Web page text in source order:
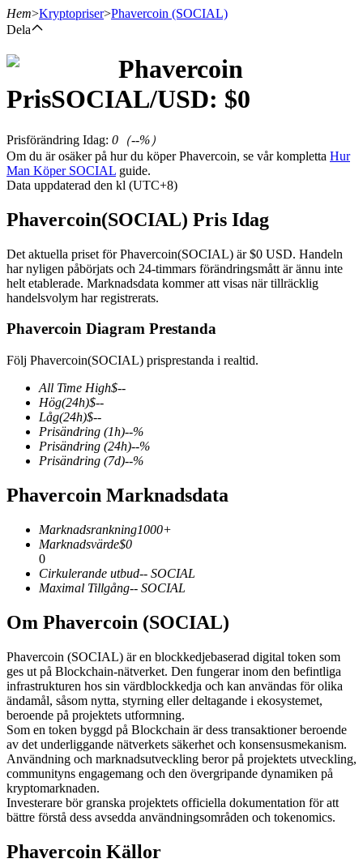
Futures med USDT som säkerhet
COIN-M Futures
Futures för kryptovaluta
TradFi
Derivat för aktier, valuta, ädelmetaller och råvaror
USDC Futures
Futures med USDC som säkerhet
Hem>Kryptopriser>Phavercoin (SOCIAL)
Dela
Phavercoin
PrisSOCIAL/USD: $0
Prisförändring Idag: 0 （--%）
Om du är osäker på hur du köper Phavercoin, se vår kompletta Hur
Man Köper SOCIAL guide.
Data uppdaterad den kl (UTC+8)
Phavercoin(SOCIAL) Pris Idag
Det aktuella priset för Phavercoin(SOCIAL) är $0 USD. Handeln
har nyligen påbörjats och 24-timmars förändringsmått är ännu inte
helt etablerade. Marknadsdata kommer att visas när tillräcklig
handelsvolym har registrerats.
Phavercoin Diagram Prestanda
Följ Phavercoin(SOCIAL) prisprestanda i realtid.
All Time High$--
Hög(24h)$--
Låg(24h)$--
Prisändring (1h)--%
Prisändring (24h)--%
Prisändring (7d)--%
Phavercoin Marknadsdata
Marknadsrankning1000+
Marknadsvärde$0
0
Cirkulerande utbud-- SOCIAL
Maximal Tillgång-- SOCIAL
Om Phavercoin (SOCIAL)
Phavercoin (SOCIAL) är en blockkedjebaserad digital token som
ges ut på Blockchain-nätverket. Den fungerar inom den befintliga
infrastrukturen hos sin värdblockkedja och kan användas för olika
ändamål, såsom nytta, styrning eller deltagande i ekosystemet,
beroende på projektets utformning.
Som en token byggd på Blockchain är dess transaktioner beroende
av det underliggande nätverkets säkerhet och konsensusmekanism.
Användning och marknadsutveckling beror på projektets utveckling,
communityns engagemang och den övergripande dynamiken på
kryptomarknaden.
Investerare bör granska projektets officiella dokumentation för att
bättre förstå dess avsedda användningsområden och tokenomics.
Phavercoin Källor